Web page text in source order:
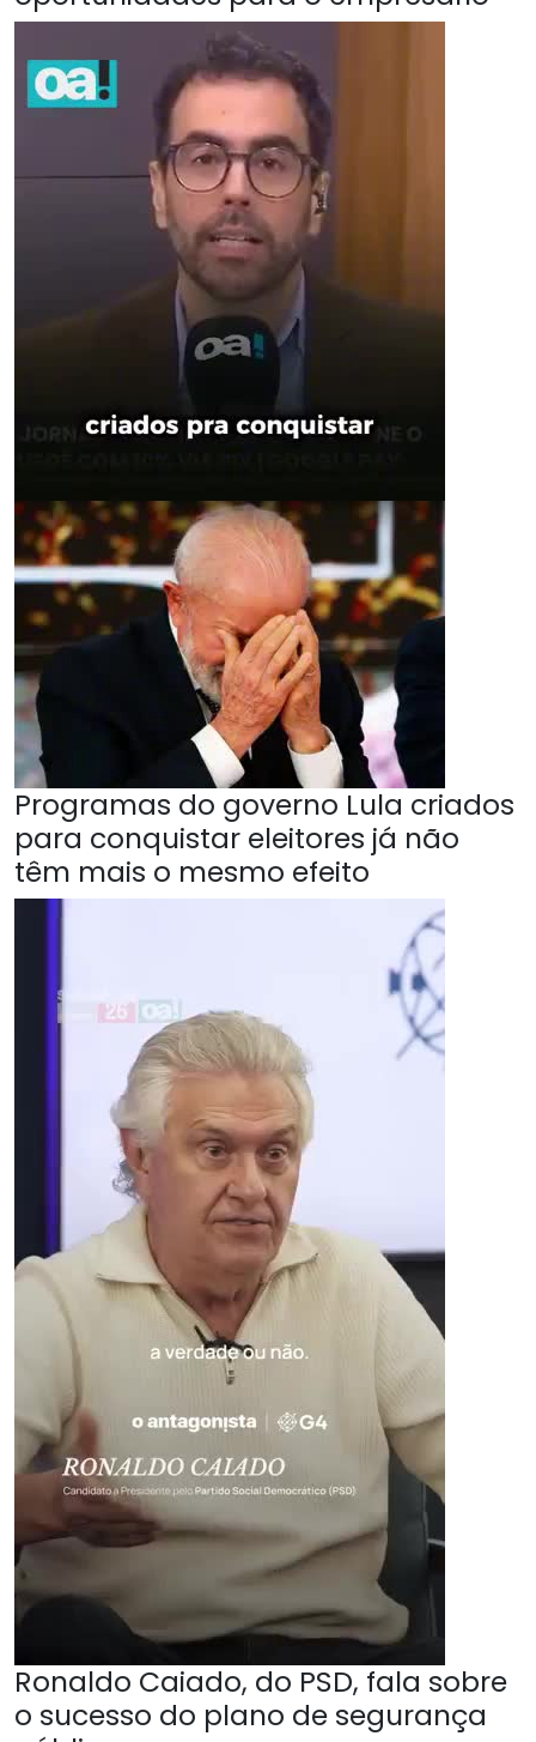
Programas do governo Lula criados
para conquistar eleitores já não
têm mais o mesmo efeito
Ronaldo Caiado, do PSD, fala sobre
o sucesso do plano de segurança